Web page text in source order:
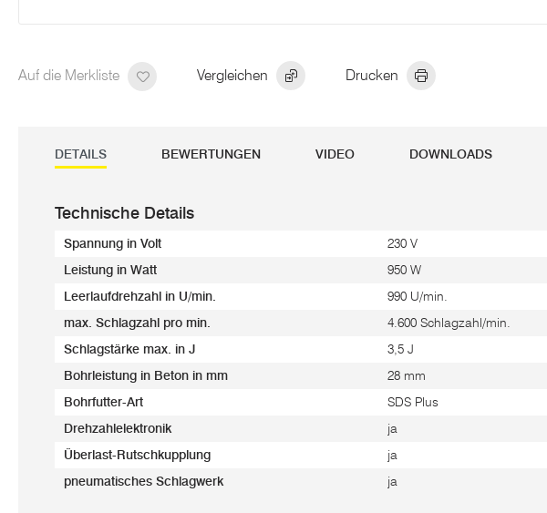
Auf die Merkliste Vergleichen Drucken
DETAILS BEWERTUNGEN VIDEO DOWNLOADS
Technische Details
Spannung in Volt 230 V
Leistung in Watt 950 W
Leerlaufdrehzahl in U/min. 990 U/min.
max. Schlagzahl pro min. 4.600 Schlagzahl/min.
Schlagstärke max. in J 3,5 J
Bohrleistung in Beton in mm 28 mm
Bohrfutter-Art SDS Plus
Drehzahlelektronik ja
Überlast-Rutschkupplung ja
pneumatisches Schlagwerk ja